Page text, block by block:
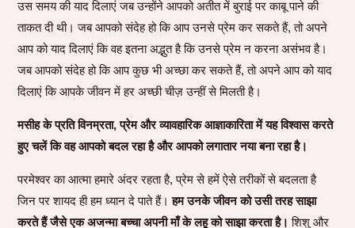
उस समय की याद दिलाएं जब उन्होंने आपको अतीत में बुराई पर काबू पाने की
ताकत दी थी। जब आपको संदेह हो कि आप उनसे प्रेम कर सकते हैं, तो अपने
आप को याद दिलाएं कि वह इतना अद्भुत है कि उनसे प्रेम न करना असंभव है।
जब आपको संदेह हो कि आप कुछ भी अच्छा कर सकते हैं, तो अपने आप को याद
दिलाएं कि आपके जीवन में हर अच्छी चीज़ उन्हीं से मिलती है।
मसीह के प्रति विनम्रता, प्रेम और व्यावहारिक आज्ञाकारिता में यह विश्वास करते
हुए चलें कि वह आपको बदल रहा है और आपको लगातार नया बना रहा है।
परमेश्वर का आत्मा हमारे अंदर रहता है, प्रेम से हमें ऐसे तरीकों से बदलता है
जिन पर शायद ही हम ध्यान दे पाते हैं।हम उनके जीवन को उसी तरह साझा
करते हैं जैसे एक अजन्मा बच्चा अपनी माँ के लहू को साझा करता है। शिशु और